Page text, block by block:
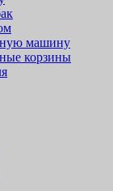
машину
корзины